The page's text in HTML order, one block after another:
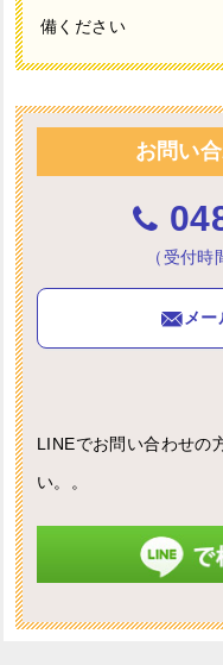
備ください
お問い
（受付
メー
LINEでお問い合わせの
い。。